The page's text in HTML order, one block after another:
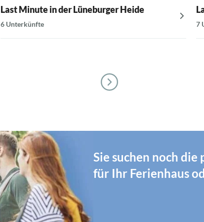
Last Minute in der Lüneburger Heide
6 Unterkünfte 7
Sie suchen noch die
für Ihr Ferienhaus